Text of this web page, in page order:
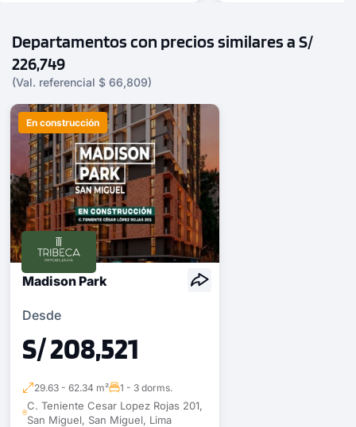
Departamentos con precios similares a S/
226,749
(Val. referencial $ 66,809)
En construcción
Madison Park
Desde
S/ 208,521
29.63 - 62.34 m² 1 - 3 dorms.
C. Teniente Cesar Lopez Rojas 201,
San Miguel, San Miguel, Lima